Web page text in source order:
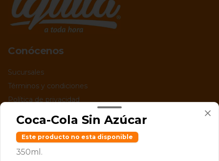
Conócenos
Sucursales
Términos y condiciones
Política de privacidad
Redes sociales
Instagram
Facebook
Coca-Cola Sin Azúcar
Este producto no esta disponible
350ml.